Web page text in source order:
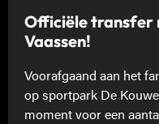
Officiële transfer
Vaassen!
Voorafgaand aan het
op sportpark De
moment voor een